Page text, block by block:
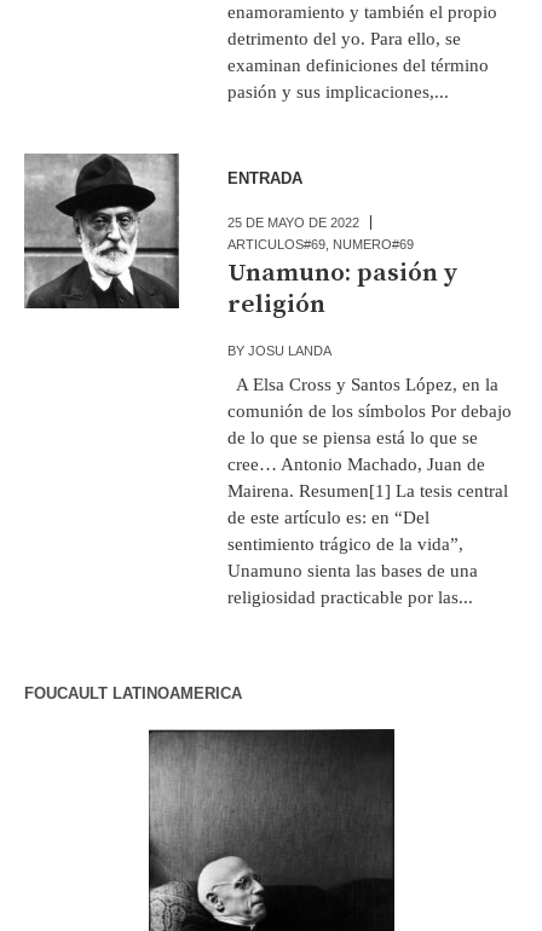
enamoramiento y también el propio
detrimento del yo. Para ello, se
examinan definiciones del término
pasión y sus implicaciones,...
ENTRADA
25 DE MAYO DE 2022
ARTICULOS#69 NUMERO#69
Unamuno: pasión y
religión
BYJOSU LANDA
A Elsa Cross y Santos López, en la
comunión de los símbolos Por debajo
de lo que se piensa está lo que se
cree… Antonio Machado, Juan de
Mairena. Resumen[1] La tesis central
de este artículo es: en “Del
sentimiento trágico de la vida”,
Unamuno sienta las bases de una
religiosidad practicable por las...
FOUCAULT LATINOAMERICA